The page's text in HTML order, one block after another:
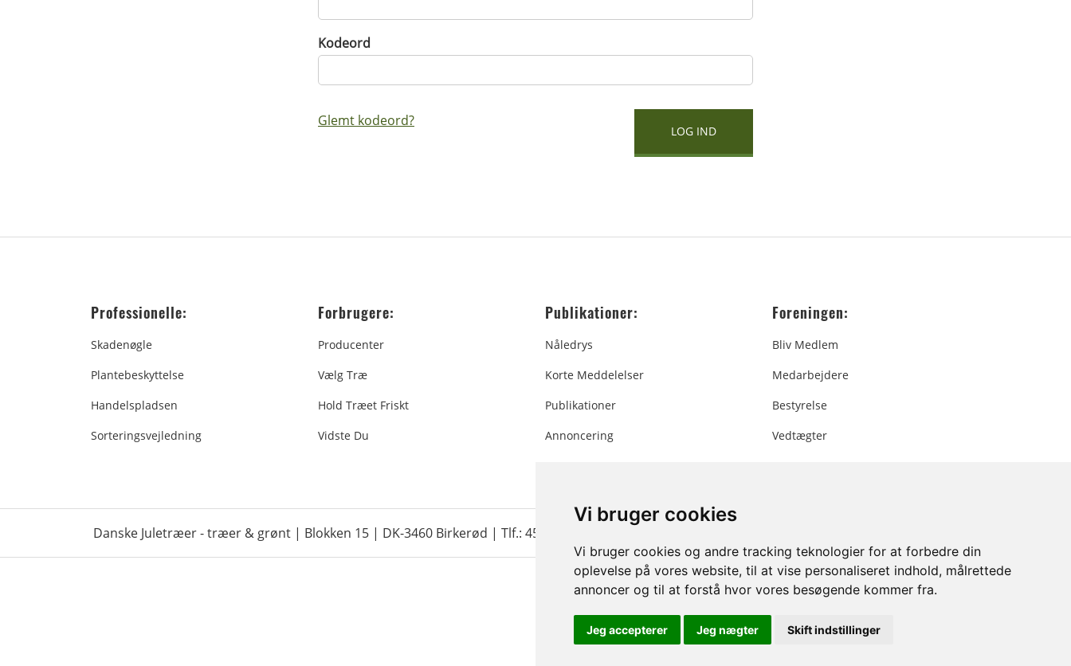
Vi bruger cookies
Vi bruger cookies og andre tracking teknologier for at forbedre din
oplevelse på vores website, til at vise personaliseret indhold, målrettede
annoncer og til at forstå hvor vores besøgende kommer fra.
Jeg accepterer Jeg nægter Skift indstillinger
Kodeord
Glemt kodeord?
Professionelle:
Skadenøgle
Plantebeskyttelse
Handelspladsen
Sorteringsvejledning
Forbrugere:
Producenter
Vælg Træ
Hold Træet Friskt
Vidste Du
Publikationer:
Nåledrys
Korte Meddelelser
Publikationer
Annoncering
Foreningen:
Bliv Medlem
Medarbejdere
Bestyrelse
Vedtægter
Danske Juletræer - træer & grønt | Blokken 15 | DK-3460 Birkerød | Tlf.: 45 35 24 12